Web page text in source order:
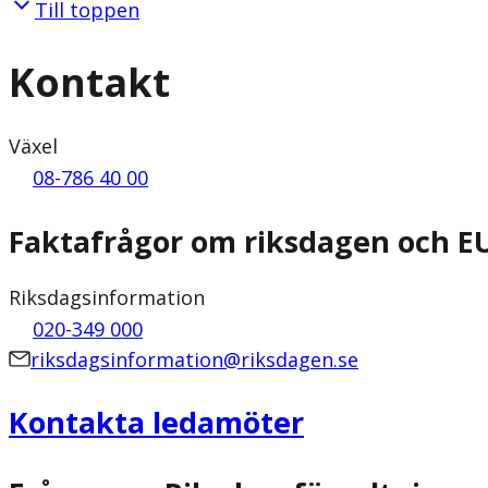
Till toppen
Kontakt
Växel
08-786 40 00
Faktafrågor om riksdagen och
Riksdagsinformation
020-349 000
riksdagsinformation@riksdagen.se
Kontakta ledamöter